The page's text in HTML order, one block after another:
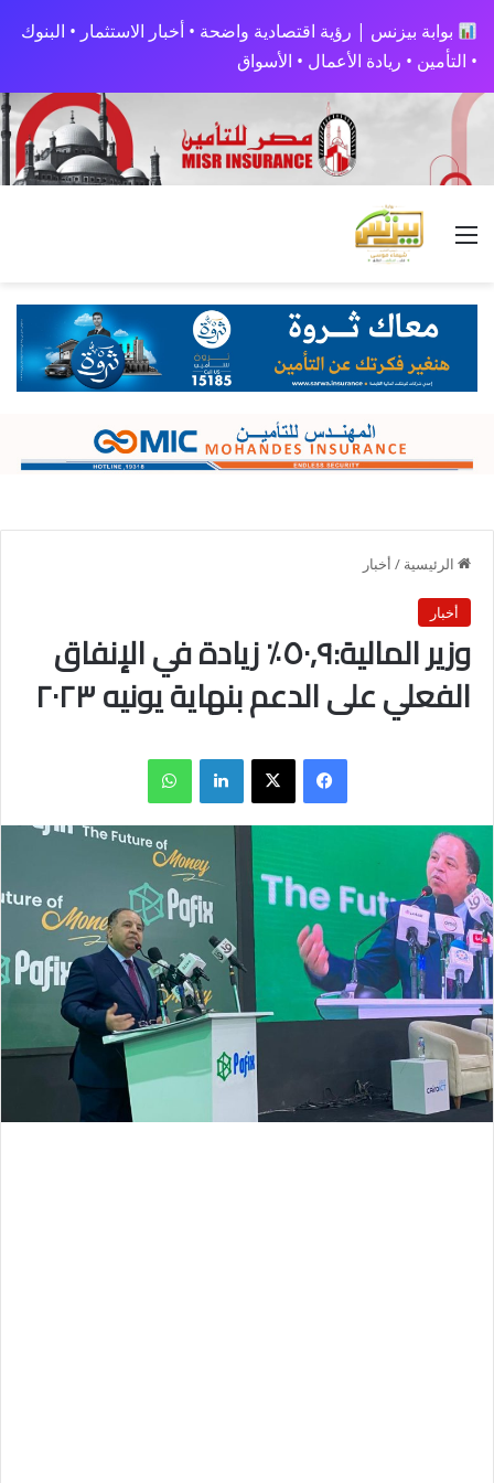
بوابة بيزنس | رؤية اقتصادية واضحة • أخبار الاستثمار • البنوك
• التأمين • ريادة الأعمال • الأسواق
القائمة
الرئيسية / أخبار
أخبار
وزير المالية:٥٠,٩٪ زيادة في الإنفاق
الفعلي على الدعم بنهاية يونيه ٢٠٢٣
فيسبوك X لينكدإن